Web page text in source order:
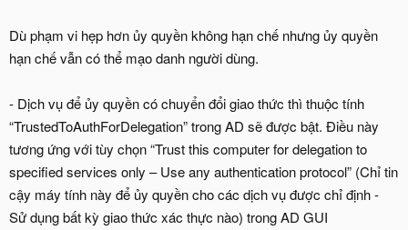
Dù phạm vi hẹp hơn ủy quyền không hạn chế nhưng ủy quyền
hạn chế vẫn có thể mạo danh người dùng.
- Dịch vụ để ủy quyền có chuyển đổi giao thức thì thuộc tính
“TrustedToAuthForDelegation” trong AD sẽ được bật. Điều này
tương ứng với tùy chọn “Trust this computer for delegation to
specified services only – Use any authentication protocol” (Chỉ tin
cậy máy tính này để ủy quyền cho các dịch vụ được chỉ định -
Sử dụng bất kỳ giao thức xác thực nào) trong AD GUI